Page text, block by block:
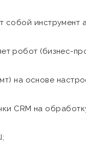
собой инструмент
робот (бизнес-
на основе
CRM на